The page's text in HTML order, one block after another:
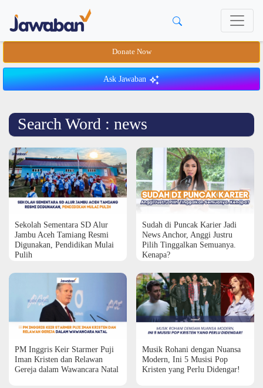
Donate Now
Ask Jawaban
Search Word : news
Sekolah Sementara SD Alur
Jambu Aceh Tamiang Resmi
Digunakan, Pendidikan Mulai
Pulih
Sudah di Puncak Karier Jadi
News Anchor, Anggi Justru
Pilih Tinggalkan Semuanya.
Kenapa?
PM Inggris Keir Starmer Puji
Iman Kristen dan Relawan
Gereja dalam Wawancara Natal
Musik Rohani dengan Nuansa
Modern, Ini 5 Musisi Pop
Kristen yang Perlu Didengar!